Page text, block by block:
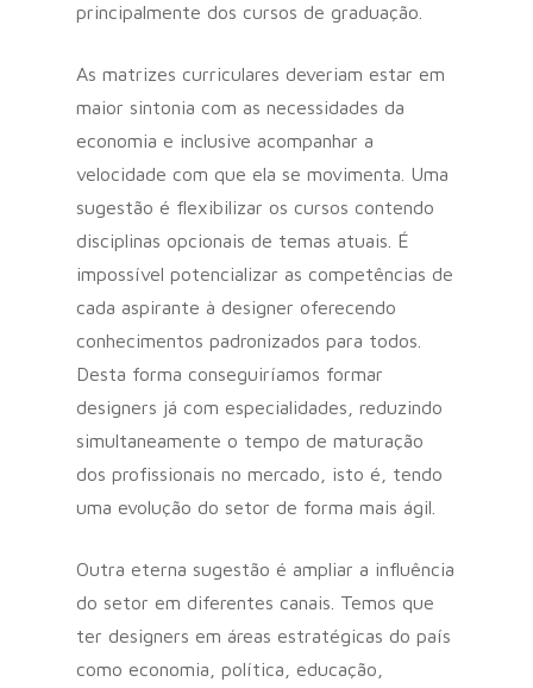
principalmente dos cursos de graduação.
As matrizes curriculares deveriam estar em
maior sintonia com as necessidades da
economia e inclusive acompanhar a
velocidade com que ela se movimenta. Uma
sugestão é flexibilizar os cursos contendo
disciplinas opcionais de temas atuais. É
impossível potencializar as competências de
cada aspirante à designer oferecendo
conhecimentos padronizados para todos.
Desta forma conseguiríamos formar
designers já com especialidades, reduzindo
simultaneamente o tempo de maturação
dos profissionais no mercado, isto é, tendo
uma evolução do setor de forma mais ágil.
Outra eterna sugestão é ampliar a influência
do setor em diferentes canais. Temos que
ter designers em áreas estratégicas do país
como economia, política, educação,